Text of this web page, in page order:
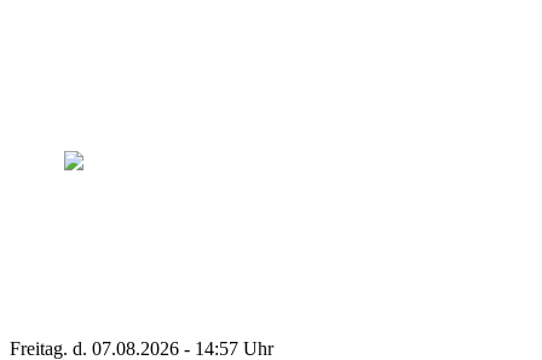
Freitag. d. 07.08.2026 - 14:57 Uhr